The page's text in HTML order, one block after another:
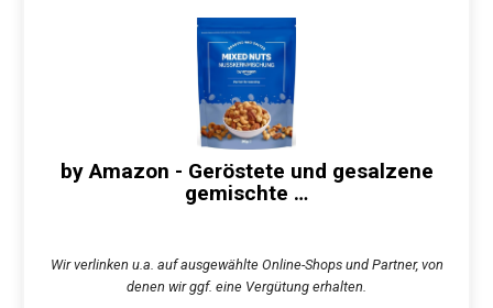
by Amazon - Geröstete und gesalzene
gemischte …
Wir verlinken u.a. auf ausgewählte Online-Shops und Partner, von
denen wir ggf. eine Vergütung erhalten.